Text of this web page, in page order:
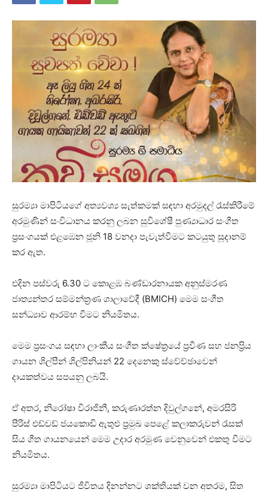
සුරම්‍යා මාපිටියගේ අත්‍යවශ්‍ය සැත්කමක් සඳහා අරමුදල් රැස්කිරීමේ
අරමුණින් සංවිධානය කරනු ලබන සුවිශේෂී පුණ්‍යාධාර සංගීත
ප්‍රසංගයක් එළඹෙන ජූනි 18 වනදා පැවැත්වීමට කටයුතු සූදානම්
කර ඇත.
එදින පස්වරු 6.30 ට කොළඹ බණ්ඩාරනායක අනුස්මරණ
ජාත්‍යන්තර සම්මන්ත්‍රණ ශාලාවේදී (BMICH) මෙම සංගීත
සන්ධ්‍යාව ආරම්භ වීමට නියමිතය.
මෙම ප්‍රසංගය සඳහා ලාංකීය සංගීත ක්ෂේත්‍රයේ ප්‍රවීණ සහ ජනප්‍රිය
ගායන ශිල්පීන් ශිල්පිනියන් 22 දෙනෙකු ස්වේච්ඡාවෙන්
දායකත්වය සපයනු ලබයි.
ඒ අතර, නිරෝෂා විරාජිනී, කරුණාරත්න දිවුල්ගනේ, අමරසිරි
පීරිස් එඩ්වඩ් ජයකොඩි ඇතුළු ප්‍රමුඛ පෙළේ කලාකරුවන් රැසක්
සිය ගීත ගායනයෙන් මෙම උදාර අරමුණ වෙනුවෙන් එකතු වීමට
නියමිතය.
සුරම්‍යා මාපිටියට ජීවිතය දිනන්නට ශක්තියක් වන අතරම, සිත